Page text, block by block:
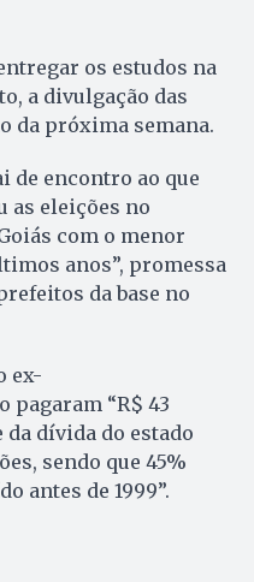
os estudos na
a divulgação das
da próxima semana.
de encontro ao que
as eleições no
com o menor
anos”, promessa
da base no
ex-
“R$ 43
dívida do estado
sendo que 45%
antes de 1999”.